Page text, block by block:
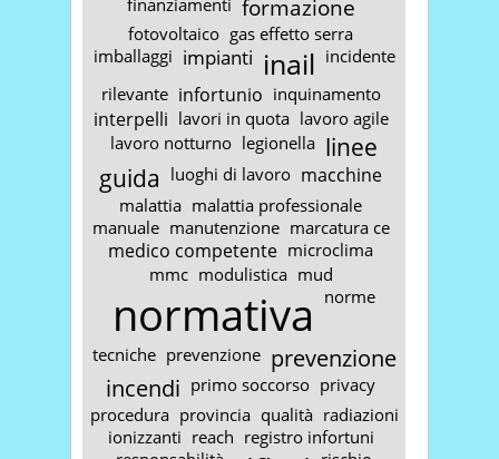
formazione
fotovoltaico gas effetto serra
imballaggi impianti inail incidente
rilevante infortunio inquinamento
interpelli lavori in quota lavoro agile
lavoro notturno legionella linee
guida luoghi di lavoro macchine
malattia malattia professionale
manuale manutenzione marcatura ce
medico competente microclima
mmc modulistica mud
normativa norme
tecniche prevenzione prevenzione
incendi primo soccorso privacy
procedura provincia qualità radiazioni
ionizzanti reach registro infortuni